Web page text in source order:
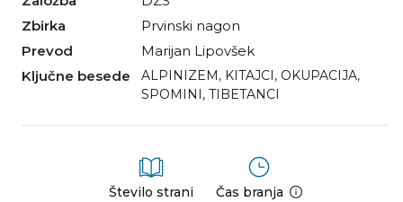
Zbirka
Prvinski nagon
Prevod
Marijan Lipovšek
Ključne besede
ALPINIZEM, KITAJCI, OKUPACIJA,
SPOMINI, TIBETANCI
Število strani
Čas branja